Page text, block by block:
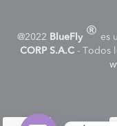
@2022 BlueFly ® es
CORP S.A.C - Todos